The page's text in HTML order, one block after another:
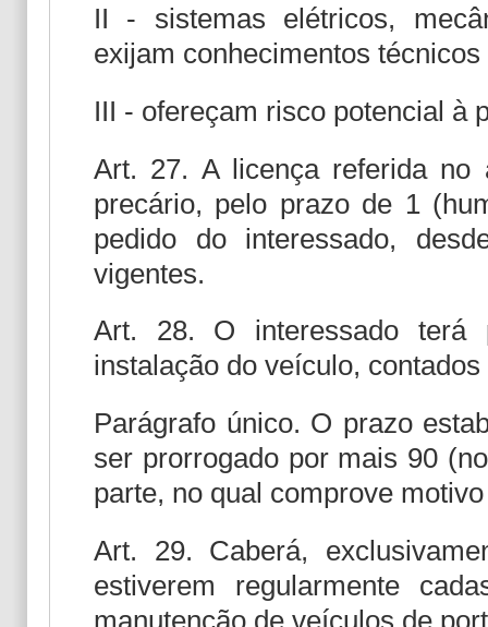
II - sistemas elétricos,
exijam conhecimentos
III - ofereçam risco potencial à
Art. 27. A licença referida no
precário, pelo prazo de 1
pedido do interessado,
vigentes.
Art. 28. O interessado
instalação do veículo,
Parágrafo único. O prazo
ser prorrogado por mais 90
parte, no qual comprove
Art. 29. Caberá,
estiverem regularmente
manutenção de veículos de